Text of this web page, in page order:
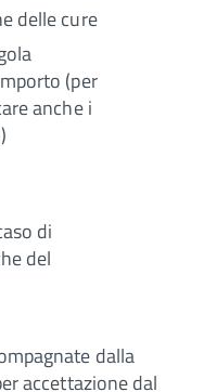
delle cure
(per
anche i
di
del
dalla
accettazione dal